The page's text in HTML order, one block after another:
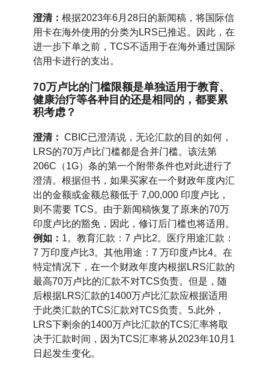
澄清： 根据2023年6月28日的新闻稿，将国际信
用卡在海外使用的分类为LRS已推迟。因此，在
进一步下单之前，TCS不适用于在海外通过国际
信用卡进行的支出。
70万卢比的门槛限额是单独适用于教育、
健康治疗等各种目的还是相同的，都要累
积考虑？
澄清： CBIC已澄清说，无论汇款的目的如何，
LRS的70万卢比门槛都是合并门槛。该法第
206C（1G）条的第一个附带条件也对此进行了
澄清。根据但书，如果买家在一个财政年度内汇
出的金额或金额总额低于 7,00,000 印度卢比，
则不需要 TCS。由于新闻稿恢复了原来的70万
印度卢比的豁免，因此，修订后门槛也将适用。
例如： 1。教育汇款：7 卢比2。医疗用途汇款：
7 万印度卢比3。其他用途：7 万印度卢比4。在
特定情况下，在一个财政年度内根据LRS汇款的
最高70万卢比的汇款不对TCS负责。但是，随
后根据LRS汇款的1400万卢比汇款应根据适用
于此类汇款的TCS汇款对TCS负责。5.此外，
LRS下剩余的1400万卢比汇款的TCS汇率将取
决于汇款时间，因为TCS汇率将从2023年10月1
日起发生变化。